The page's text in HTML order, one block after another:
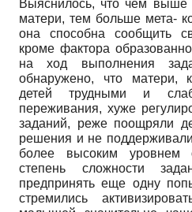
Выяснилось, что чем выше
матери, тем больше мета-
она способна сообщить
кроме фактора
на ход выполнения
обнаружено, что матери,
детей трудными и
переживания, хуже
заданий, реже поощряли
решения и не
более высоким уровнем
степень сложности
предпринять еще одну
стремились